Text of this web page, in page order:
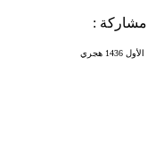
مشاركة :